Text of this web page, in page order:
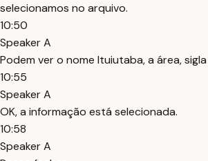
selecionamos no arquivo.
10:50
Speaker A
Podem ver o nome Ituiutaba, a área,
10:55
Speaker A
OK, a informação está selecionada.
10:58
Speaker A